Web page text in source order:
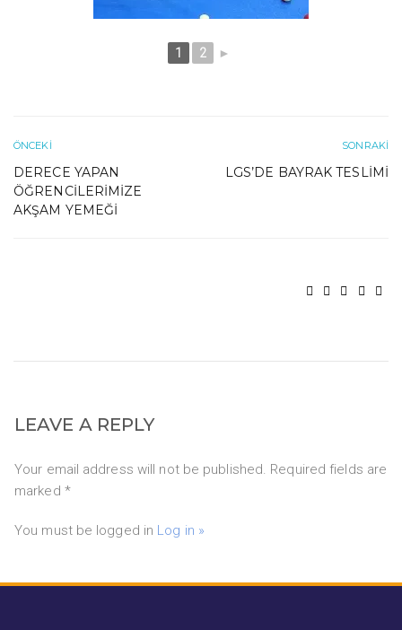
1 2 ►
ÖNCEKI
DERECE YAPAN
ÖĞRENCILERIMIZE
AKŞAM YEMEĞI
SONRAKI
LGS’DE BAYRAK TESLIMI
LEAVE A REPLY
Your email address will not be published. Required fields are
marked *
You must be logged in Log in »